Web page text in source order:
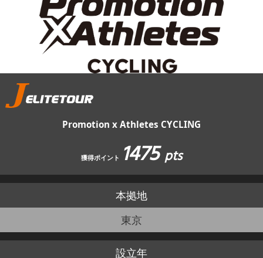
JBCF ROAD SERIESとは
Promotion x Athletes CYCLING
獲得ポイント 1475pts
本拠地
東京
設立年